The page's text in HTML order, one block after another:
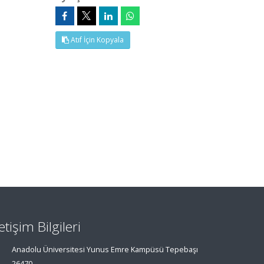
Atıf İçin Kopyala
Bilgileri
Anadolu Üniversitesi Yunus Emre Kampüsü Tepebaşı